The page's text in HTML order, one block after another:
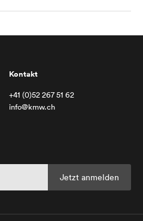
Kontakt
+41 (0)52 267 51 62
info@kmw.ch